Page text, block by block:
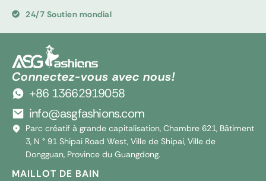
24/7 Soutien mondial
Connectez-vous avec nous!
+86 13662919058
info@asgfashions.com
Parc créatif à grande capitalisation, Chambre 621, Bâtiment
3, N ° 91 Shipai Road West, Ville de Shipai, Ville de
Dongguan, Province du Guangdong.
MAILLOT DE BAIN